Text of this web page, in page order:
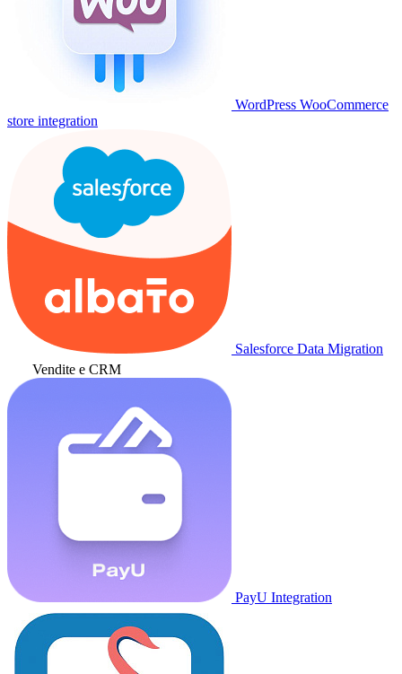
WordPress WooCommerce
store integration
Salesforce Data Migration
Vendite e CRM
PayU Integration